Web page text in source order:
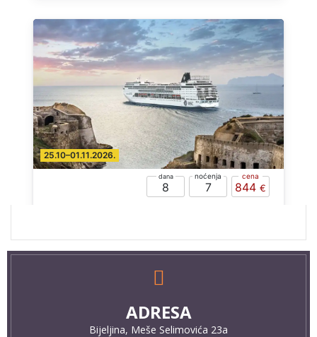
ADRESA
Bijeljina, Meše Selimovića 23a